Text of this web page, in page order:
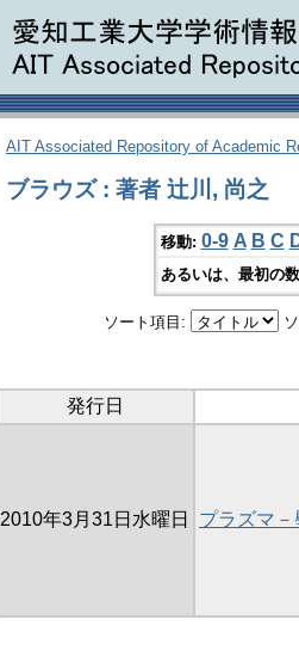
AIT Associated Repository of Academic
ブラウズ : 著者 辻川, 尚之
移動: 0-9 A B C
あるいは、最初の
ソート項目:
発行日
2010年3月31日水曜日 プラズマ